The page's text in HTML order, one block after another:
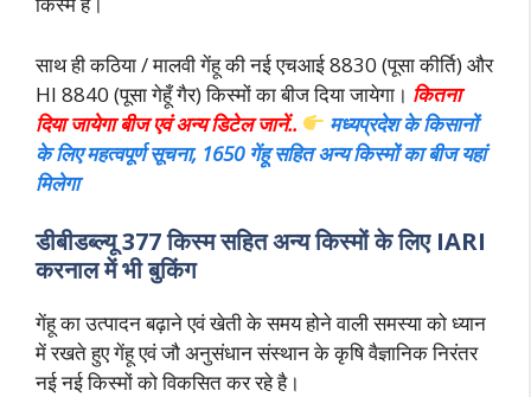
साथ ही कठिया / मालवी गेंहू की नई एचआई 8830 (पूसा कीर्ति) और
HI 8840 (पूसा गेहूँ गैर) किस्मों का बीज दिया जायेगा। कितना
दिया जायेगा बीज एवं अन्य डिटेल जानें..
मध्यप्रदेश के किसानों
के लिए महत्वपूर्ण सूचना, 1650 गेंहू सहित अन्य किस्मों का बीज यहां
मिलेगा
डीबीडब्ल्यू 377 किस्म सहित अन्य किस्मों के लिए IARI
करनाल में भी बुकिंग
गेंहू का उत्पादन बढ़ाने एवं खेती के समय होने वाली समस्या को ध्यान
में रखते हुए गेंहू एवं जौ अनुसंधान संस्थान के कृषि वैज्ञानिक निरंतर
नई नई किस्मों को विकसित कर रहे है।